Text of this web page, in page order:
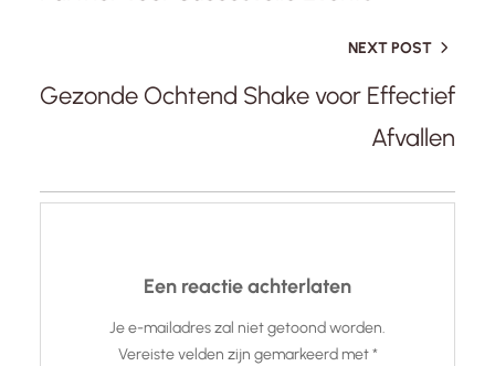
NEXT POST
Gezonde Ochtend Shake voor Effectief
Afvallen
Een reactie achterlaten
Je e-mailadres zal niet getoond worden.
Vereiste velden zijn gemarkeerd met*